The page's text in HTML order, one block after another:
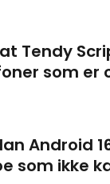
Tendy
som er
Android
som ikke